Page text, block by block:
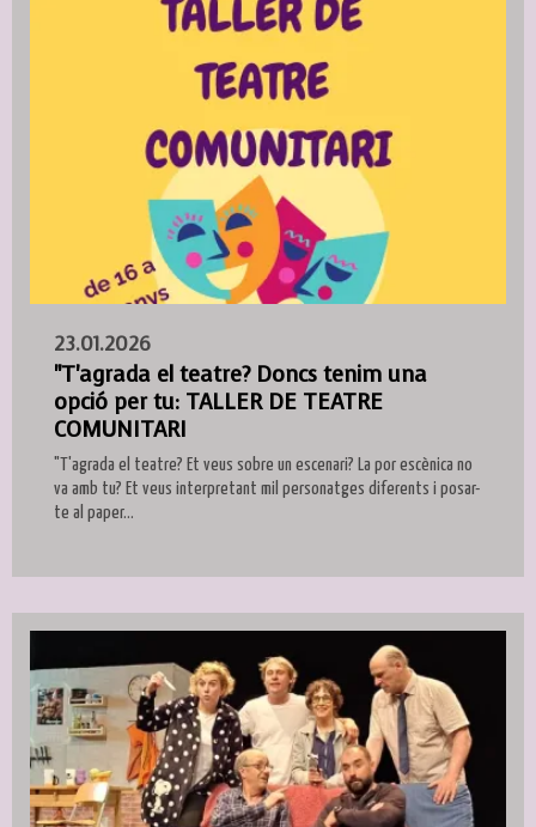
23.01.2026
"T'agrada el teatre? Doncs tenim una
opció per tu: TALLER DE TEATRE
COMUNITARI
"T'agrada el teatre? Et veus sobre un escenari? La por escènica no
va amb tu? Et veus interpretant mil personatges diferents i posar-
te al paper...